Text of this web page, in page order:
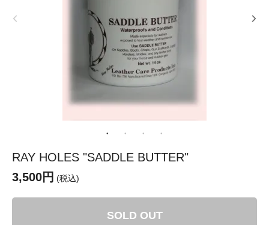
RAY HOLES "SADDLE BUTTER"
3,500円 (税込)
SOLD OUT